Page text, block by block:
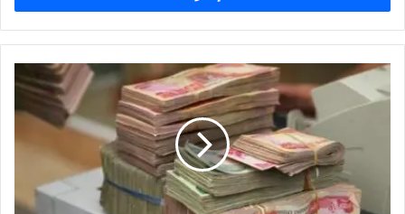
لهذه
الفئات..
مصرف